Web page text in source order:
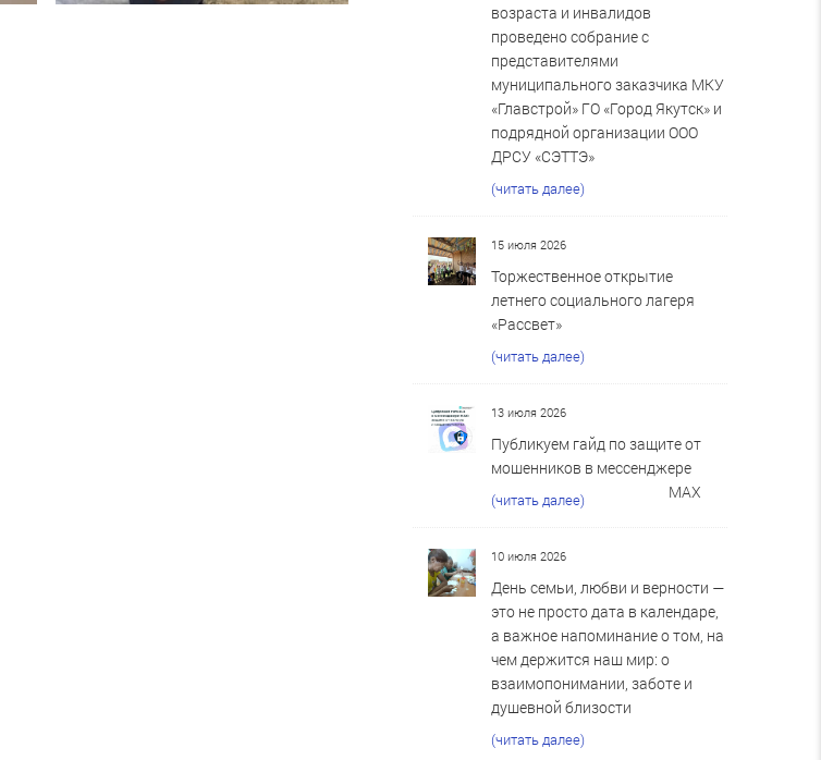
возраста и инвалидов
проведено собрание с
представителями
муниципального заказчика МКУ
«Главстрой» ГО «Город Якутск» и
подрядной организации ООО
ДРСУ «СЭТТЭ»
(читать далее)
15 июля 2026
Торжественное открытие
летнего социального лагеря
«Рассвет»
(читать далее)
13 июля 2026
Публикуем гайд по защите от
мошенников в мессенджере
MAX
(читать далее)
10 июля 2026
День семьи, любви и верности —
это не просто дата в календаре,
а важное напоминание о том, на
чем держится наш мир: о
взаимопонимании, заботе и
душевной близости
(читать далее)